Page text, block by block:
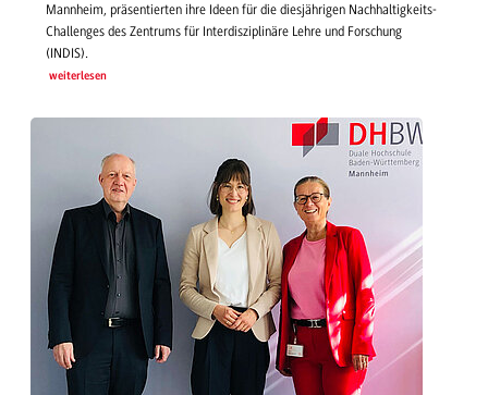
Mannheim, präsentierten ihre Ideen für die diesjährigen Nachhaltigkeits-
Challenges des Zentrums für Interdisziplinäre Lehre und Forschung
(INDIS).
weiterlesen